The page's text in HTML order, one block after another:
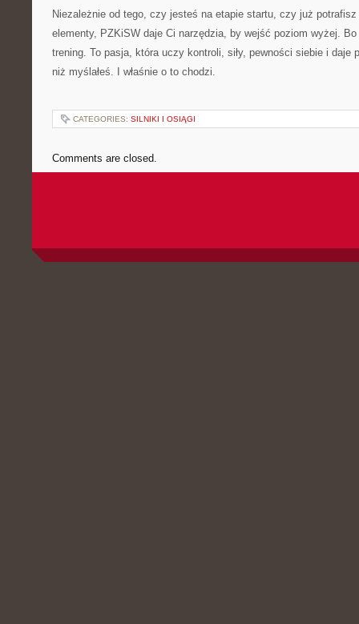
Niezależnie od tego, czy jesteś na etapie startu, czy już potrafisz
elementy, PZKiSW daje Ci narzędzia, by wejść poziom wyżej.
trening. To pasja, która uczy kontroli, siły, pewności siebie i daje
niż myślałeś. I właśnie o to chodzi.
CATEGORIES: SILNIKI I OSIĄGI
Comments are closed.